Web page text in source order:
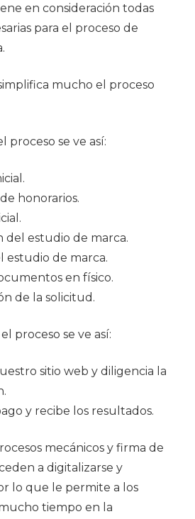
en consideración todas
para el proceso de
mucho el proceso
proceso se ve así:
honorarios.
del estudio de marca.
estudio de marca.
en físico.
de la solicitud.
el proceso se ve así:
sitio web y diligencia la
y recibe los resultados.
mecánicos y firma de
a digitalizarse y
lo que le permite a los
tiempo en la